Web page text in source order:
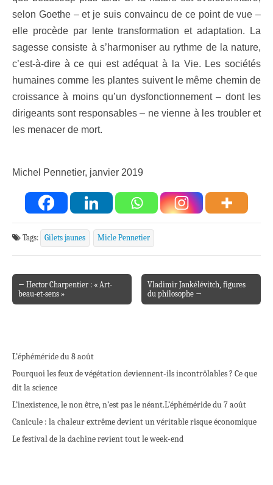
selon Goethe – et je suis convaincu de ce point de vue –
elle procède par lente transformation et adaptation. La
sagesse consiste à s’harmoniser au rythme de la nature,
c’est-à-dire à ce qui est adéquat à la Vie. Les sociétés
humaines comme les plantes suivent le même chemin de
croissance à moins qu’un dysfonctionnement – dont les
dirigeants sont responsables – ne vienne à les troubler et
les menacer de mort.
Michel Pennetier, janvier 2019
Tags: Gilets jaunes Micle Pennetier
Post navigation
← Hector Charpentier : « Art-
beau-et-sens »
Vladimir Jankélévitch, figures
du philosophe →
L’éphéméride du 8 août
Pourquoi les feux de végétation deviennent-ils incontrôlables ? Ce que
dit la science
L’inexistence, le non être, n’est pas le néant.L’éphéméride du 7 août
Canicule : la chaleur extrême devient un véritable risque économique
Le festival de la dachine revient tout le week-end